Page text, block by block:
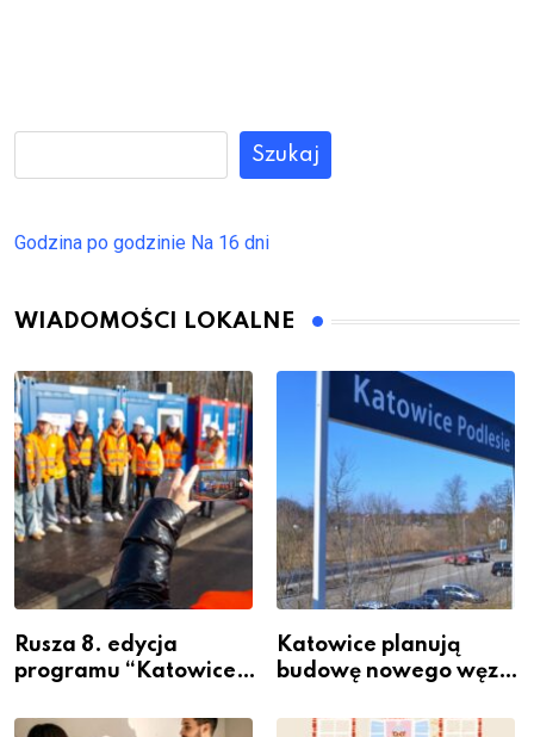
Szukaj
Godzina po godzinie Na 16 dni
WIADOMOŚCI LOKALNE
Rusza 8. edycja
programu “Katowice
– nabór dla
Katowice planują
budowę nowego węzła
Podlesiu